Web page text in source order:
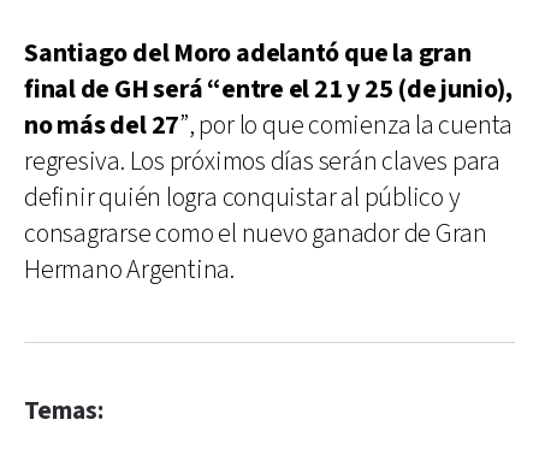
Santiago del Moro adelantó que la gran
final de GH será “entre el 21 y 25 (de junio),
no más del 27”, por lo que comienza la cuenta
regresiva. Los próximos días serán claves para
definir quién logra conquistar al público y
consagrarse como el nuevo ganador de Gran
Hermano Argentina.
Temas: